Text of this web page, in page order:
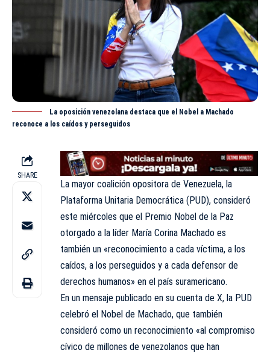
La oposición venezolana destaca que el Nobel a Machado
reconoce a los caídos y perseguidos
SHARE
La mayor coalición opositora de Venezuela, la
Plataforma Unitaria Democrática (PUD), consideró
este miércoles que el Premio Nobel de la Paz
otorgado a la líder María Corina Machado es
también un «reconocimiento a cada víctima, a los
caídos, a los perseguidos y a cada defensor de
derechos humanos» en el país suramericano.
En un mensaje publicado en su cuenta de X, la PUD
celebró el Nobel de Machado, que también
consideró como un reconocimiento «al compromiso
cívico de millones de venezolanos que han